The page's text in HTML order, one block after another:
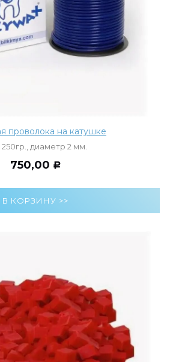
проволока на катушке
диаметр 2 мм.
750,00 Р